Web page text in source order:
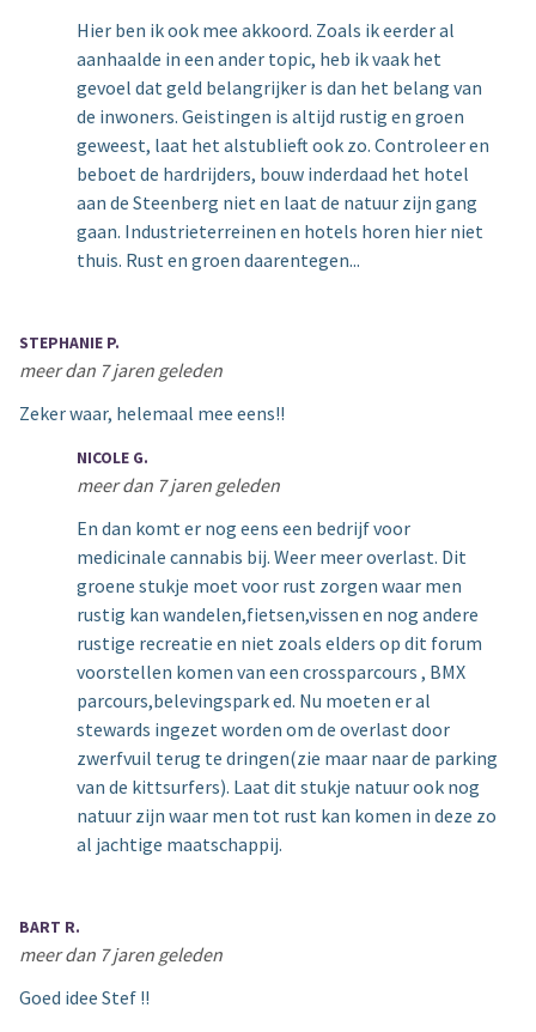
Hier ben ik ook mee akkoord. Zoals ik eerder al
aanhaalde in een ander topic, heb ik vaak het
gevoel dat geld belangrijker is dan het belang van
de inwoners. Geistingen is altijd rustig en groen
geweest, laat het alstublieft ook zo. Controleer en
beboet de hardrijders, bouw inderdaad het hotel
aan de Steenberg niet en laat de natuur zijn gang
gaan. Industrieterreinen en hotels horen hier niet
thuis. Rust en groen daarentegen...
STEPHANIE P.
meer dan 7 jaren geleden
Zeker waar, helemaal mee eens!!
NICOLE G.
meer dan 7 jaren geleden
En dan komt er nog eens een bedrijf voor
medicinale cannabis bij. Weer meer overlast. Dit
groene stukje moet voor rust zorgen waar men
rustig kan wandelen,fietsen,vissen en nog andere
rustige recreatie en niet zoals elders op dit forum
voorstellen komen van een crossparcours , BMX
parcours,belevingspark ed. Nu moeten er al
stewards ingezet worden om de overlast door
zwerfvuil terug te dringen(zie maar naar de parking
van de kittsurfers). Laat dit stukje natuur ook nog
natuur zijn waar men tot rust kan komen in deze zo
al jachtige maatschappij.
BART R.
meer dan 7 jaren geleden
Goed idee Stef !!